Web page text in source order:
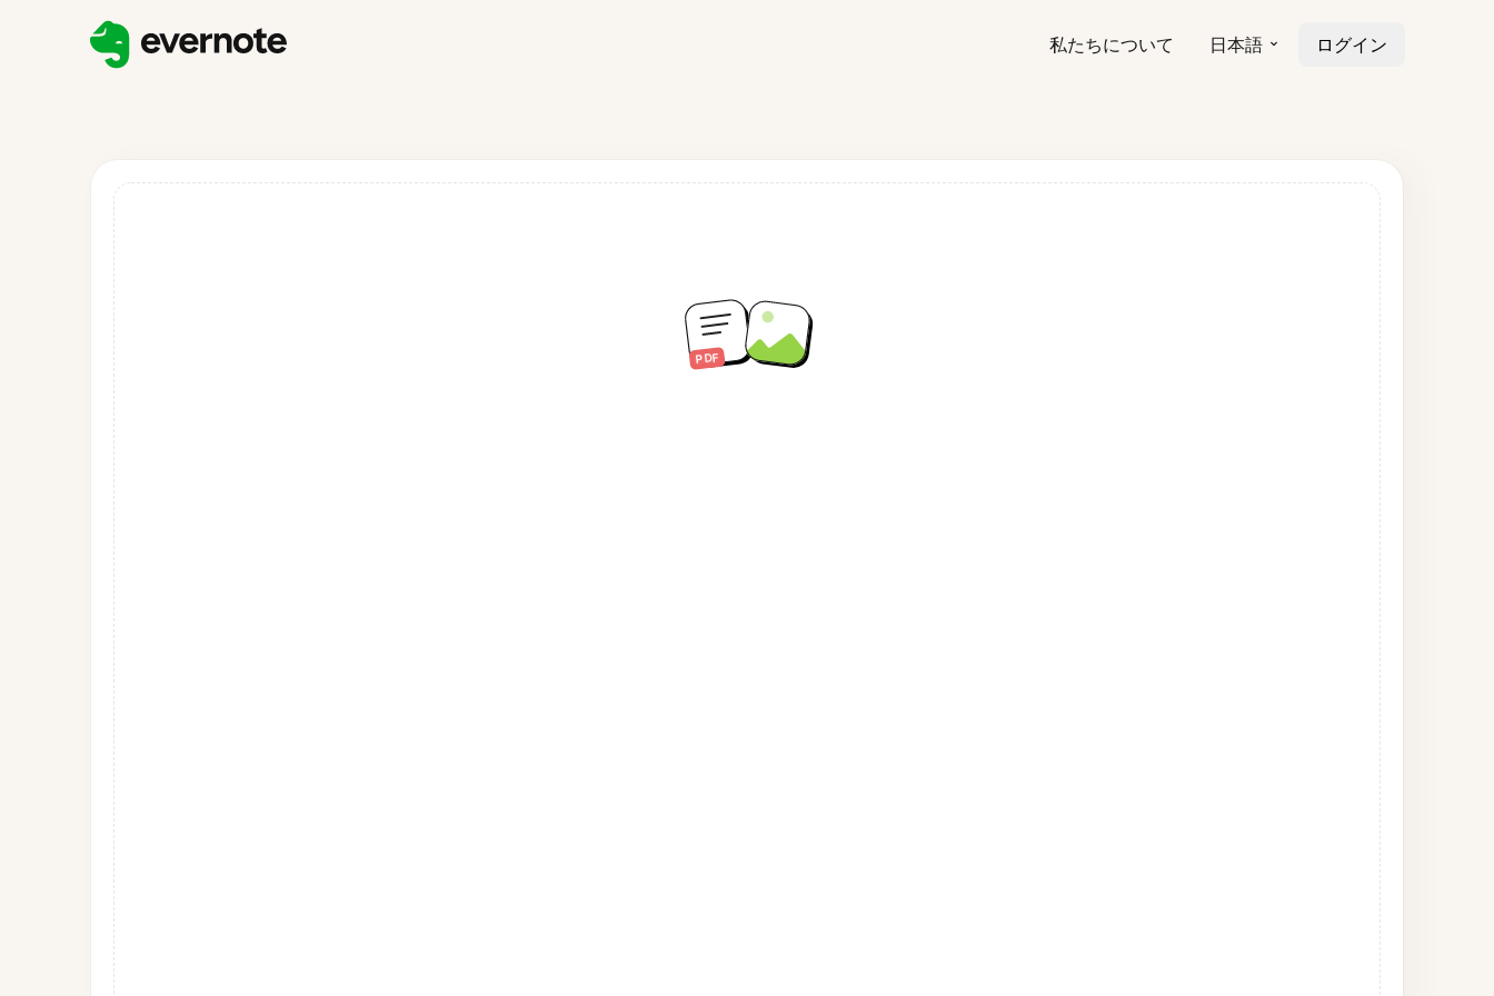
私たちについて 日本語 ログイン